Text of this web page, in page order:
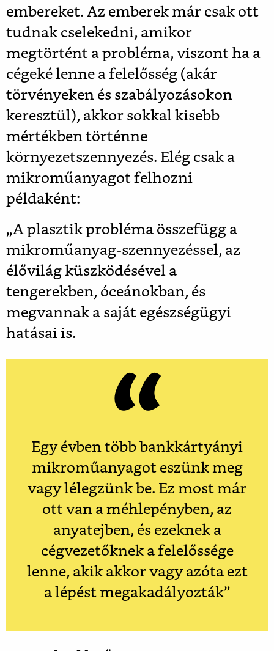
embereket. Az emberek már csak ott
tudnak cselekedni, amikor
megtörtént a probléma, viszont ha a
cégeké lenne a felelősség (akár
törvényeken és szabályozásokon
keresztül), akkor sokkal kisebb
mértékben történne
környezetszennyezés. Elég csak a
mikroműanyagot felhozni
példaként:
„A plasztik probléma összefügg a
mikroműanyag-szennyezéssel, az
élővilág küszködésével a
tengerekben, óceánokban, és
megvannak a saját egészségügyi
hatásai is.
Egy évben több bankkártyányi
mikroműanyagot eszünk meg
vagy lélegzünk be. Ez most már
ott van a méhlepényben, az
anyatejben, és ezeknek a
cégvezetőknek a felelőssége
lenne, akik akkor vagy azóta ezt
a lépést megakadályozták”